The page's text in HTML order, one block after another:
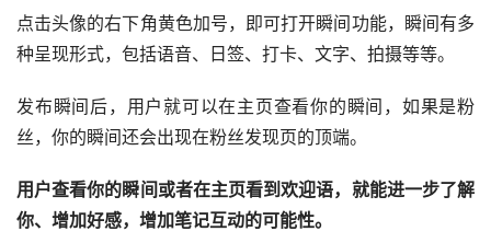
点击头像的右下角黄色加号，即可打开瞬间功能，瞬间有多
种呈现形式，包括语音、日签、打卡、文字、拍摄等等。
发布瞬间后，用户就可以在主页查看你的瞬间，如果是粉
丝，你的瞬间还会出现在粉丝发现页的顶端。
用户查看你的瞬间或者在主页看到欢迎语，就能进一步了解
你、增加好感，增加笔记互动的可能性。